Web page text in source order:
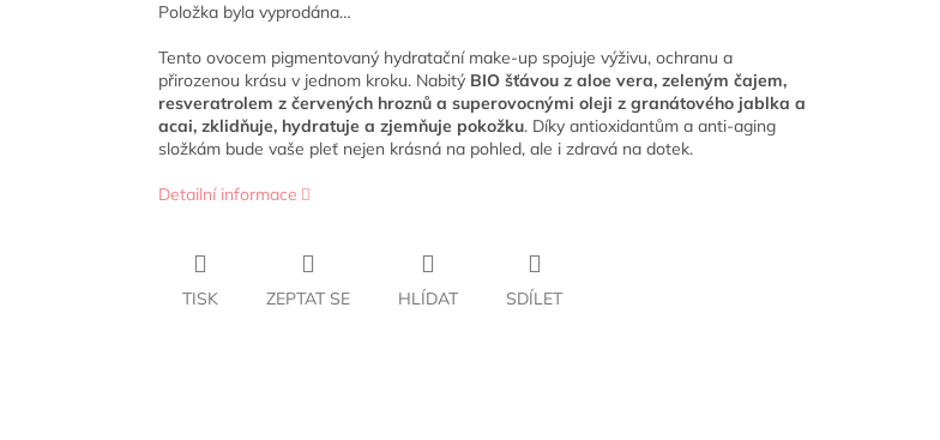
Položka byla vyprodána…
Tento ovocem pigmentovaný hydratační make-up spojuje výživu, ochranu a
přirozenou krásu v jednom kroku. Nabitý BIO šťávou z aloe vera, zeleným čajem,
resveratrolem z červených hroznů a superovocnými oleji z granátového jablka a
acai, zklidňuje, hydratuje a zjemňuje pokožku. Díky antioxidantům a anti-aging
složkám bude vaše pleť nejen krásná na pohled, ale i zdravá na dotek.
Detailní informace
TISK ZEPTAT SE HLÍDAT SDÍLET